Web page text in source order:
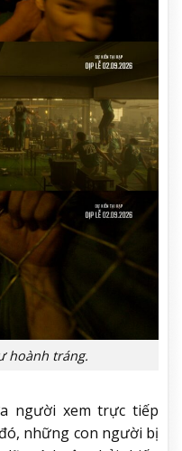
hoành tráng.
người xem trực tiếp
những con người bị